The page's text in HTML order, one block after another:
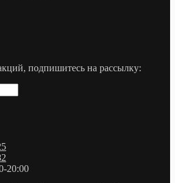
подпишитесь на рассылку:
20:00